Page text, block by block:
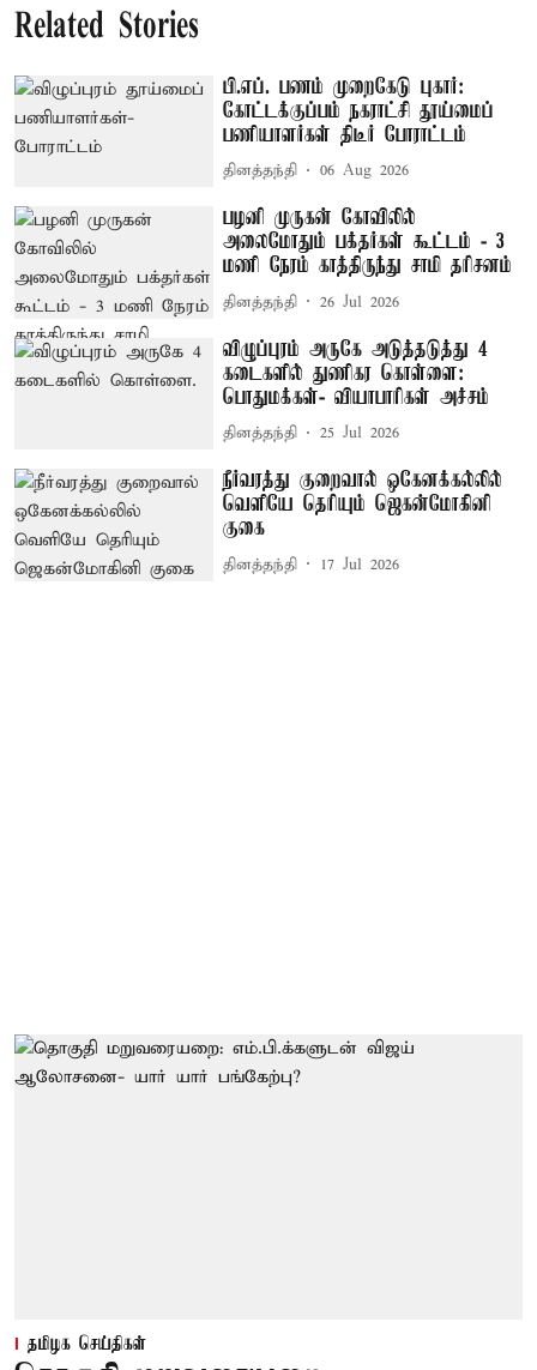
Related Stories
பி.எப். பணம் முறைகேடு புகார்:
கோட்டக்குப்பம் நகராட்சி தூய்மைப்
பணியாளர்கள் திடீர் போராட்டம்
தினத்தந்தி 06 Aug 2026
பழனி முருகன் கோவிலில்
அலைமோதும் பக்தர்கள் கூட்டம் - 3
மணி நேரம் காத்திருந்து சாமி தரிசனம்
தினத்தந்தி 26 Jul 2026
விழுப்புரம் அருகே அடுத்தடுத்து 4
கடைகளில் துணிகர கொள்ளை:
பொதுமக்கள்- வியாபாரிகள் அச்சம்
தினத்தந்தி 25 Jul 2026
நீர்வரத்து குறைவால் ஒகேனக்கல்லில்
வெளியே தெரியும் ஜெகன்மோகினி
குகை
தினத்தந்தி 17 Jul 2026
தமிழக செய்திகள்